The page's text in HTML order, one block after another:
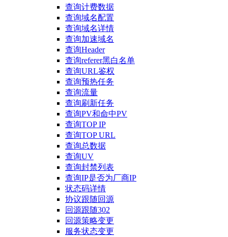
查询计费数据
查询域名配置
查询域名详情
查询加速域名
查询Header
查询referer黑白名单
查询URL鉴权
查询预热任务
查询流量
查询刷新任务
查询PV和命中PV
查询TOP IP
查询TOP URL
查询总数据
查询UV
查询封禁列表
查询IP是否为厂商IP
状态码详情
协议跟随回源
回源跟随302
回源策略变更
服务状态变更